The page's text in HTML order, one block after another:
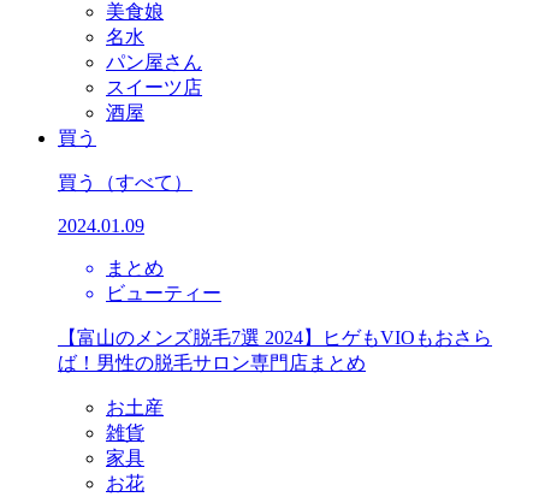
美食娘
名水
パン屋さん
スイーツ店
酒屋
買う
買う （すべて）
2024.01.09
まとめ
ビューティー
【富山のメンズ脱毛7選 2024】ヒゲもVIOもおさら
ば！男性の脱毛サロン専門店まとめ
お土産
雑貨
家具
お花